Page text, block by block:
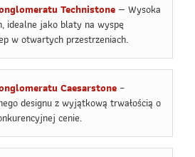
Technistone — Wysoka
idealne jako blaty na wyspę
w otwartych przestrzeniach.
Caesarstone –
designu z wyjątkową trwałością o
cenie.